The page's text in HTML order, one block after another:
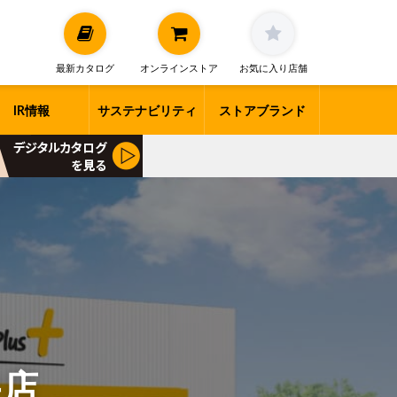
最新カタログ オンラインストア お気に入り店舗
IR情報 サステナビリティ ストアブランド